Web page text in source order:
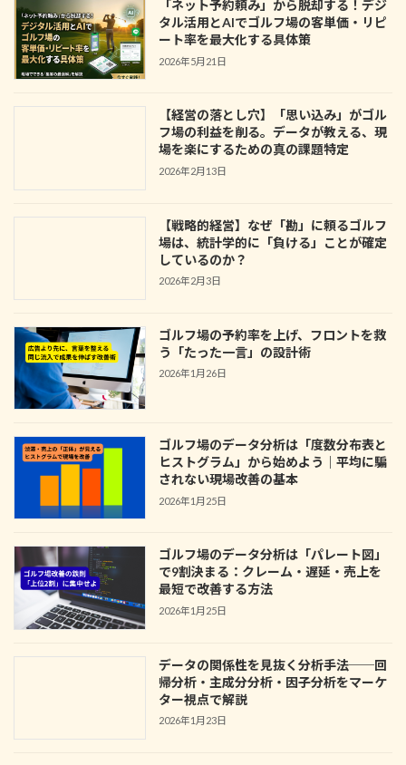
「ネット予約頼み」から脱却する！デジ
タル活用とAIでゴルフ場の客単価・リピ
ート率を最大化する具体策
2026年5月21日
【経営の落とし穴】「思い込み」がゴル
フ場の利益を削る。データが教える、現
場を楽にするための真の課題特定
2026年2月13日
【戦略的経営】なぜ「勘」に頼るゴルフ
場は、統計学的に「負ける」ことが確定
しているのか？
2026年2月3日
ゴルフ場の予約率を上げ、フロントを救
う「たった一言」の設計術
2026年1月26日
ゴルフ場のデータ分析は「度数分布表と
ヒストグラム」から始めよう｜平均に騙
されない現場改善の基本
2026年1月25日
ゴルフ場のデータ分析は「パレート図」
で9割決まる：クレーム・遅延・売上を
最短で改善する方法
2026年1月25日
データの関係性を見抜く分析手法──回
帰分析・主成分分析・因子分析をマーケ
ター視点で解説
2026年1月23日